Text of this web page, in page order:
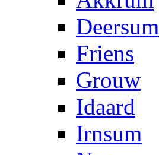
Deersum
Friens
Grouw
Idaard
Irnsum